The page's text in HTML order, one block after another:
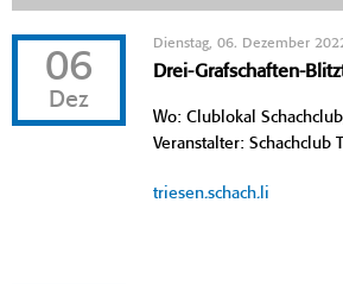
06
Dez
Dienstag, 06. Dezember
Drei-Grafschaften-
Wo: Clublokal
Veranstalter: Schachclub
triesen.schach.li